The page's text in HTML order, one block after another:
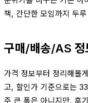
책, 간단한 모임까지 두
구매/배송/AS 정
가격 정보부터 정리해볼
고, 할인가 기준으로는
주 큰 폭은 아니지만, 후